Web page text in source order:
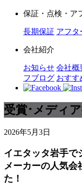
保証・点検・ア
長期保証 アフタ
会社紹介
お知らせ 会社概
フブログ おすす
受賞･メディ
2026年5月3日
イエタッタ岩手で
メーカーの人気会
た！